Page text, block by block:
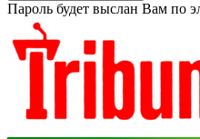
Пароль будет выслан Вам по